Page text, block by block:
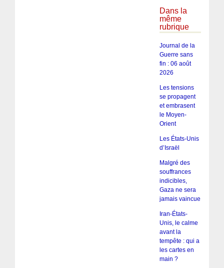
Dans la
même
rubrique
Journal de la
Guerre sans
fin : 06 août
2026
Les tensions
se propagent
et embrasent
le Moyen-
Orient
Les États-Unis
d’Israël
Malgré des
souffrances
indicibles,
Gaza ne sera
jamais vaincue
Iran-États-
Unis, le calme
avant la
tempête : qui a
les cartes en
main ?